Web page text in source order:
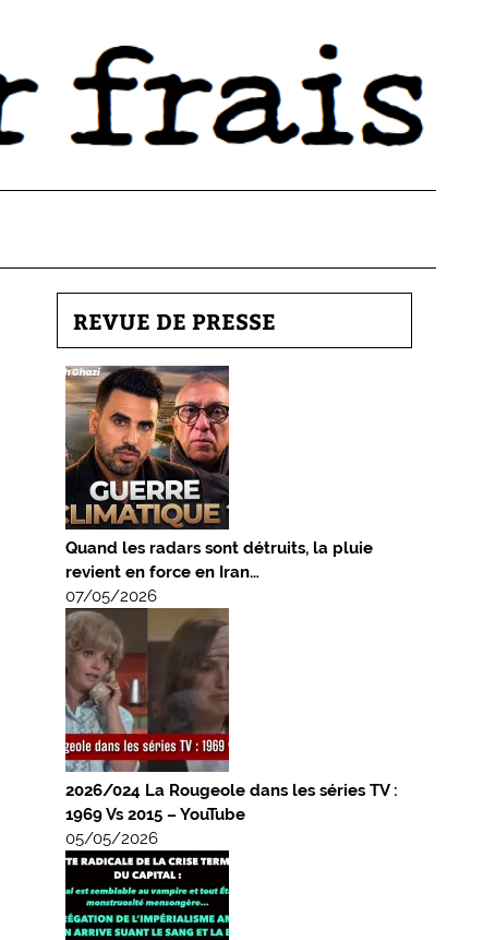
REVUE DE PRESSE
Quand les radars sont détruits, la pluie
revient en force en Iran…
07/05/2026
2026/024 La Rougeole dans les séries TV :
1969 Vs 2015 – YouTube
05/05/2026